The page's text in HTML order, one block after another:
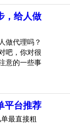
，给人做
做代理吗？
吧，你对很
意的一些事
平台推荐
最直接粗